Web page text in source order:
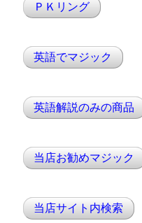
ＰＫリング
英語でマジック
英語解説のみの商品
当店お勧めマジック
当店サイト内検索